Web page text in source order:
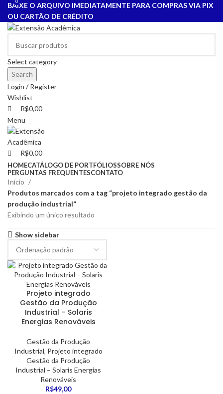
BAIXE O ARQUIVO IMEDIATAMENTE PARA COMPRAS VIA PIX
OU CARTÃO DE CRÉDITO
Select category
Search
Login / Register
Wishlist
0
R$0,00
Menu
0
R$0,00
HOMECATÁLOGO DE PORTFÓLIOSSOBRE NÓS
PERGUNTAS FREQUENTESCONTATO
Início
Produtos marcados com a tag “projeto integrado gestão da
produção industrial”
Exibindo um único resultado
Show sidebar
Projeto integrado
Gestão da Produção
Industrial – Solaris
Energias Renováveis
Gestão da Produção
Industrial, Projeto integrado
Gestão da Produção
Industrial – Solaris Energias
Renováveis
R$49,00